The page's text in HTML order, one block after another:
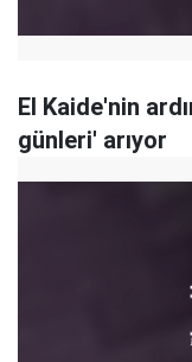
El Kaide'nin
günleri' arıyor